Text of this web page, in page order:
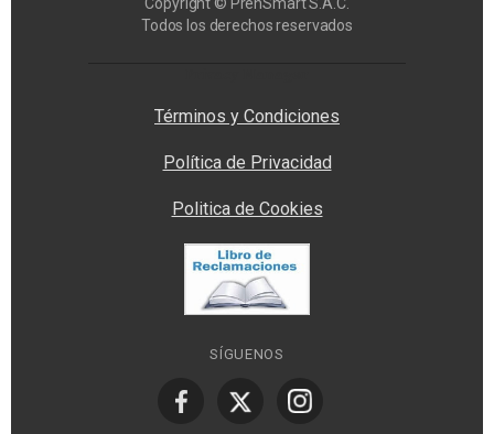
Copyright © PrenSmart S.A.C.
Todos los derechos reservados
Términos y Condiciones
Política de Privacidad
Politica de Cookies
SÍGUENOS